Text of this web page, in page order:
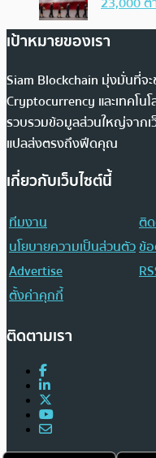
เป้าหมายของเรา
Siam Blockchain มุ่งมั่นที่จ
Cryptocurrency และเทคโน
รวบรวมข้อมูลส่วนใหญ่จากเ
แปลส่งตรงถึงฟีดคุณ
เกี่ยวกับเว็บไซต์นี้
ทีมงาน
ติ
นโยบายความเป็นส่วนตัวข้
Advertise
ตั้งค่าคุกกี้
ติดตามเรา